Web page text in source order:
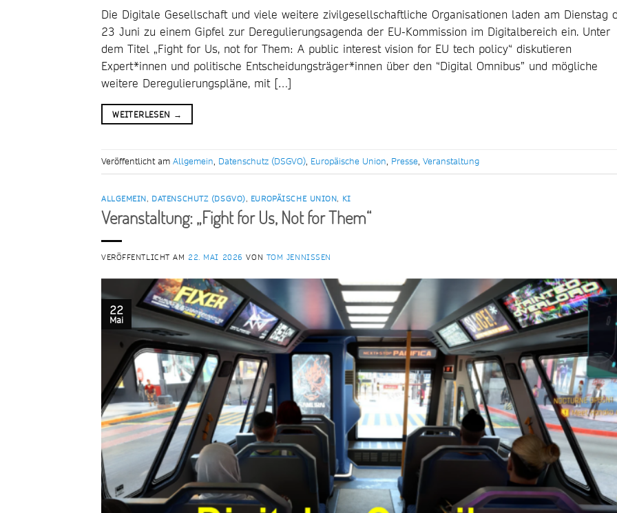
Die Digitale Gesellschaft und viele weitere zivilgesellschaftliche Organisationen laden am Dienstag
23 Juni zu einem Gipfel zur Deregulierungsagenda der EU-Kommission im Digitalbereich ein. Unter
dem Titel „Fight for Us, not for Them: A public interest vision for EU tech policy“ diskutieren
Expert*innen und politische Entscheidungsträger*innen über den “Digital Omnibus” und mögliche
weitere Deregulierungspläne, mit […]
WEITERLESEN →
Veröffentlicht am Allgemein, Datenschutz (DSGVO), Europäische Union, Presse, Veranstaltung
ALLGEMEIN, DATENSCHUTZ (DSGVO), EUROPÄISCHE UNION, KI
Veranstaltung: „Fight for Us, Not for Them“
VERÖFFENTLICHT AM 22. MAI 2026 VON TOM JENNISSEN
22
Mai